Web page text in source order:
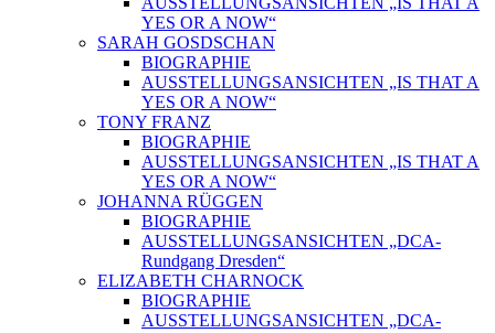
YES OR A NOW“
SARAH GOSDSCHAN
BIOGRAPHIE
AUSSTELLUNGSANSICHTEN „IS THAT A
YES OR A NOW“
TONY FRANZ
BIOGRAPHIE
AUSSTELLUNGSANSICHTEN „IS THAT A
YES OR A NOW“
JOHANNA RÜGGEN
BIOGRAPHIE
AUSSTELLUNGSANSICHTEN „DCA-
Rundgang Dresden“
ELIZABETH CHARNOCK
BIOGRAPHIE
AUSSTELLUNGSANSICHTEN „DCA-